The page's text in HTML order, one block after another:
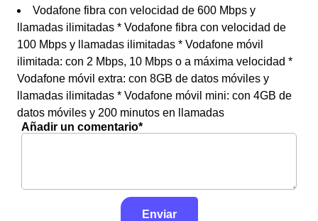
Vodafone fibra con velocidad de 600 Mbps y
llamadas ilimitadas * Vodafone fibra con velocidad de
100 Mbps y llamadas ilimitadas * Vodafone móvil
ilimitada: con 2 Mbps, 10 Mbps o a máxima velocidad *
Vodafone móvil extra: con 8GB de datos móviles y
llamadas ilimitadas * Vodafone móvil mini: con 4GB de
datos móviles y 200 minutos en llamadas
Añadir un comentario*
Enviar